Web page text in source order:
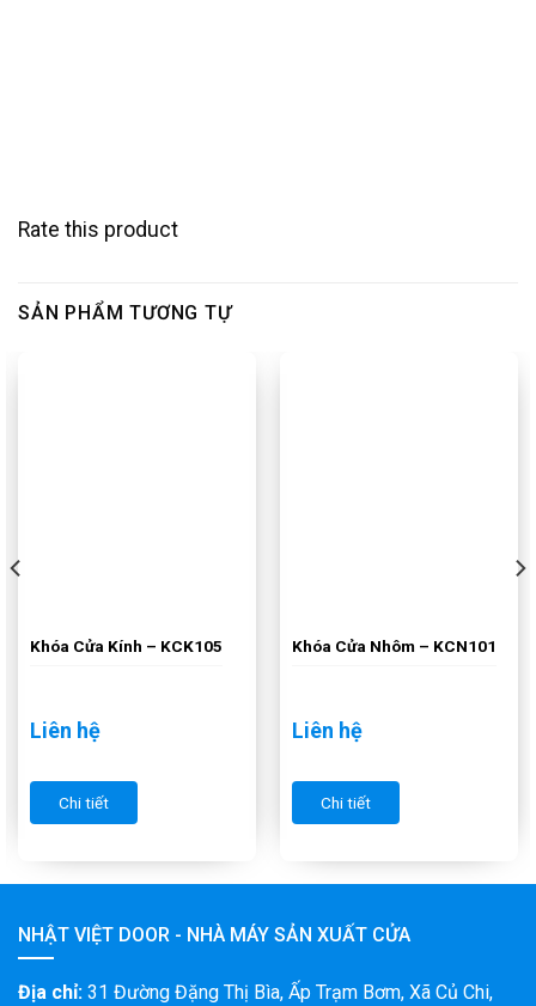
Rate this product
SẢN PHẨM TƯƠNG TỰ
Khóa Cửa Kính – KCK105
Liên hệ
Chi tiết
Khóa Cửa Nhôm – KCN101
Liên hệ
Chi tiết
NHẬT VIỆT DOOR - NHÀ MÁY SẢN XUẤT CỬA
Địa chỉ: 31 Đường Đặng Thị Bìa, Ấp Trạm Bơm, Xã Củ Chi,